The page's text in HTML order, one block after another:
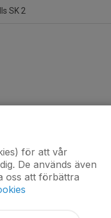
SK 2
för att vår
De används även
oss att förbättra